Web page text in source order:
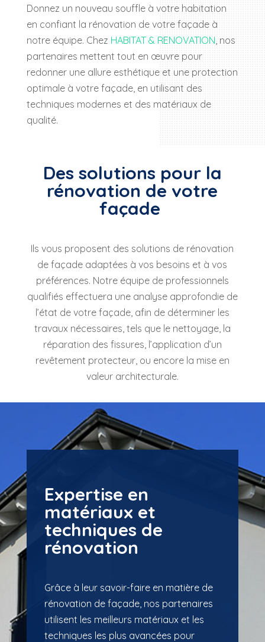
Donnez un nouveau souffle à votre habitation
en confiant la rénovation de votre façade à
notre équipe. Chez HABITAT & RENOVATION, nos
partenaires mettent tout en œuvre pour
redonner une allure esthétique et une protection
optimale à votre façade, en utilisant des
techniques modernes et des matériaux de
qualité.
Des solutions pour la
rénovation de votre
façade
Ils vous proposent des solutions de rénovation
de façade adaptées à vos besoins et à vos
préférences. Notre équipe de professionnels
qualifiés effectuera une analyse approfondie de
l’état de votre façade, afin de déterminer les
travaux nécessaires, tels que le nettoyage, la
réparation des fissures, l’application d’un
revêtement protecteur, ou encore la mise en
valeur architecturale.
Expertise en
matériaux et
techniques de
rénovation
Grâce à leur savoir-faire en matière de
rénovation de façade, nos partenaires
utilisent les meilleurs matériaux et les
techniques les plus avancées pour